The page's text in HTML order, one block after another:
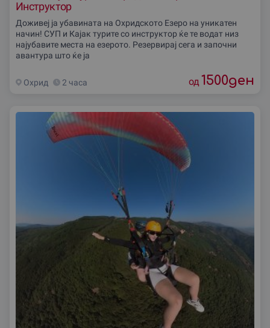
Инструктор
Доживеј ја убавината на Охридското Езеро на уникатен
начин! СУП и Кајак турите со инструктор ќе те водат низ
најубавите места на езерото. Резервирај сега и започни
авантура што ќе ја
Охрид 2 часа од 1500ден